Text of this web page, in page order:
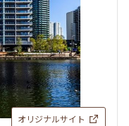
オリジナルサイト